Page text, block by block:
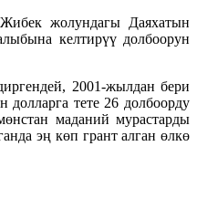
жолундагы Даяхатын
келтирүү долбоорун
2001-жылдан бери
тете 26 долбоорду
маданий мурастарды
эң көп грант алган өлкө